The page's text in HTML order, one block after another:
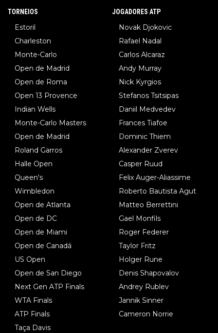
TORNEIOS
Estoril
Charleston
Monte-Carlo
Open de Madrid
Open de Roma
Open 13 Provence
Indian Wells
Monte-Carlo Masters
Open de Madrid
Roland Garros
Halle Open
Queen's
Wimbledon
Open de Atlanta
Open de DC
Open de Miami
Open de Canadá
US Open
Open de San Diego
Next Gen ATP Finals
WTA Finals
ATP Finals
Taça Davis
JOGADORES ATP
Novak Djokovic
Rafael Nadal
Carlos Alcaraz
Andy Murray
Nick Kyrgios
Stefanos Tsitsipas
Daniil Medvedev
Frances Tiafoe
Dominic Thiem
Alexander Zverev
Casper Ruud
Felix Auger-Aliassime
Roberto Bautista Agut
Matteo Berrettini
Gael Monfils
Roger Federer
Taylor Fritz
Holger Rune
Denis Shapovalov
Andrey Rublev
Jannik Sinner
Cameron Norrie